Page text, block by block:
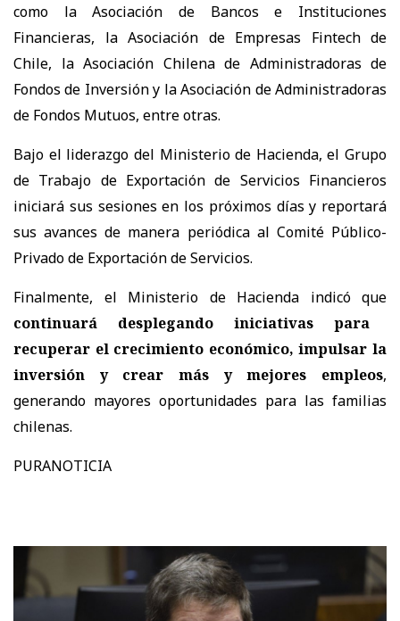
como la Asociación de Bancos e Instituciones
Financieras, la Asociación de Empresas Fintech de
Chile, la Asociación Chilena de Administradoras de
Fondos de Inversión y la Asociación de Administradoras
de Fondos Mutuos, entre otras.
Bajo el liderazgo del Ministerio de Hacienda, el Grupo
de Trabajo de Exportación de Servicios Financieros
iniciará sus sesiones en los próximos días y reportará
sus avances de manera periódica al Comité Público-
Privado de Exportación de Servicios.
Finalmente, el Ministerio de Hacienda indicó que
continuará desplegando iniciativas para
recuperar el crecimiento económico, impulsar la
inversión y crear más y mejores empleos,
generando mayores oportunidades para las familias
chilenas.
PURANOTICIA